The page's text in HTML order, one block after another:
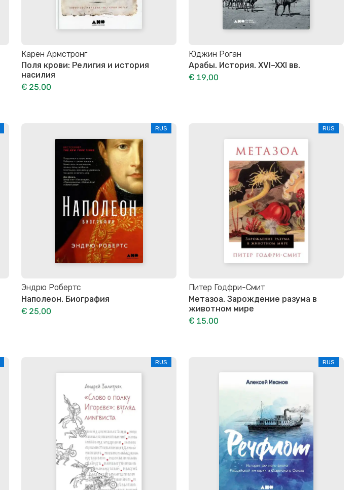
Карен Армстронг
Поля крови: Религия и история
насилия
€ 25,00
Юджин Роган
Арабы. История. XVI–XXI вв.
€ 19,00
RUS
Эндрю Робертс
Наполеон. Биография
€ 25,00
RUS
Питер Годфри-Смит
Метазоа. Зарождение разума в
животном мире
€ 15,00
RUS RUS